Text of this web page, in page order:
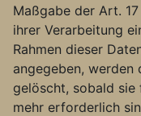
Maßgabe der Art.
ihrer Verarbeitung
Rahmen dieser
angegeben, werden
gelöscht, sobald sie
mehr erforderlich